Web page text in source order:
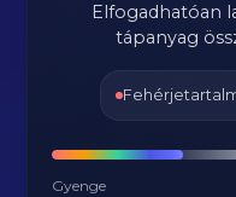
Elfogadhatóan
tápanyag
Gyenge